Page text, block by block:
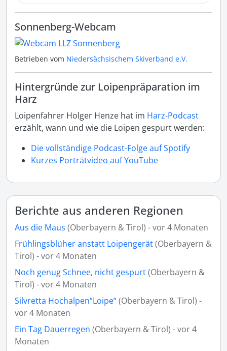
Sonnenberg-Webcam
Betrieben vom Niedersächsischem Skiverband e.V.
Hintergründe zur Loipenpräparation im
Harz
Loipenfahrer Holger Henze hat im Harz-Podcast
erzählt, wann und wie die Loipen gespurt werden:
Die vollständige Podcast-Folge auf Spotify
Kurzes Porträtvideo auf YouTube
Berichte aus anderen Regionen
Aus die Maus (Oberbayern & Tirol) - vor 4 Monaten
Frühlingsblüher anstatt Loipengerät(Oberbayern &
Tirol) - vor 4 Monaten
Noch genug Schnee, nicht gespurt(Oberbayern &
Tirol) - vor 4 Monaten
Silvretta Hochalpen“Loipe“(Oberbayern & Tirol) -
vor 4 Monaten
Ein Tag Dauerregen (Oberbayern & Tirol) - vor 4
Monaten